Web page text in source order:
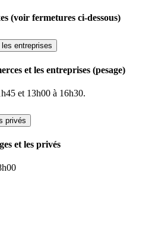
(voir fermetures ci-dessous)
entreprises
et les entreprises (pesage)
et 13h00 à 16h30.
privés
et les privés